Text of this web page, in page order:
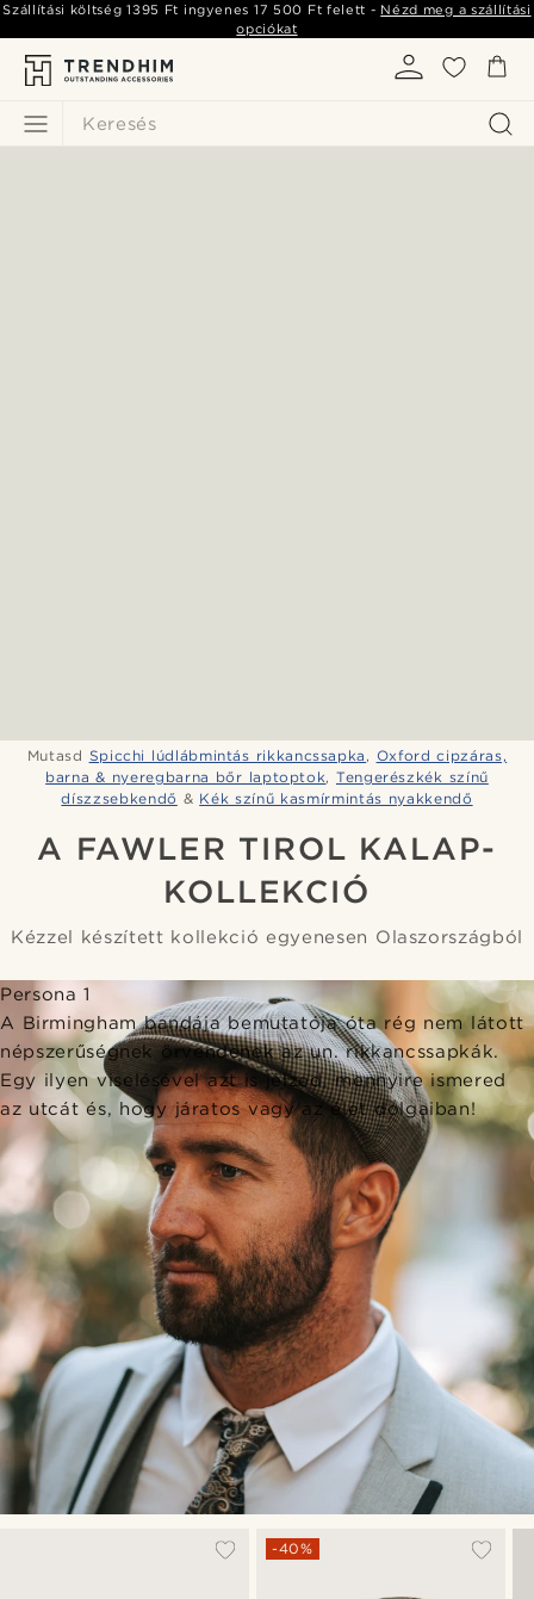
Keresés
Szállítási költség1395 Ft ingyenes 17 500 Ft felett - Nézd meg a szállítási
opciókat
Mutasd Spicchi lúdlábmintás rikkancssapka , Oxford cipzáras,
barna & nyeregbarna bőr laptoptok, Tengerészkék színű
díszzsebkendő & Kék színű kasmírmintás nyakkendő
A FAWLER TIROL KALAP-
KOLLEKCIÓ
Kézzel készített kollekció egyenesen Olaszországból
Persona 1
A Birmingham bandája bemutatója óta rég nem látott
népszerűségnek örvendenek az un. rikkancssapkák.
Egy ilyen viselésével azt is jelzed, mennyire ismered
az utcát és, hogy járatos vagy az élet dolgaiban!
-40%